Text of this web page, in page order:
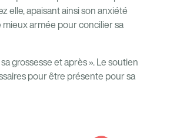
elle, apaisant ainsi son anxiété
mieux armée pour concilier sa
grossesse et après ». Le soutien
pour être présente pour sa